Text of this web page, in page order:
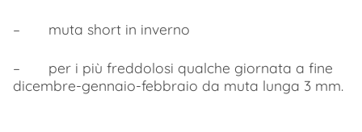
– muta short in inverno
– per i più freddolosi qualche giornata a fine
dicembre-gennaio-febbraio da muta lunga 3 mm.